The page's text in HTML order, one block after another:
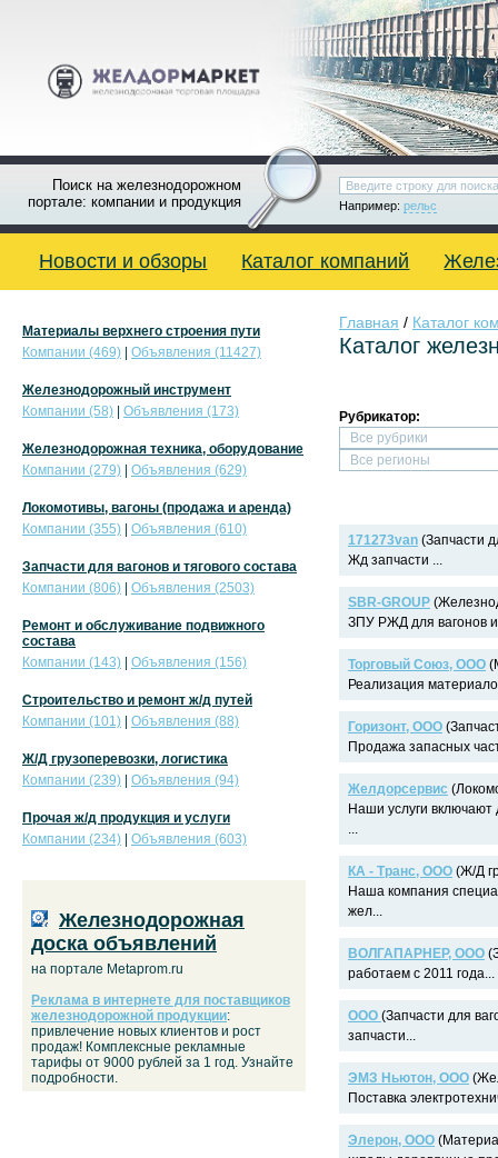
Поиск на железнодорожном
портале: компании и продукция
Например: рельс
Новости и обзоры Каталог компаний
Главная / Каталог
Каталог
Рубрикатор:
171273van (Запчасти
Жд запчасти ...
SBR-GROUP
ЗПУ РЖД для вагонов и
Торговый Союз, ООО
Реализация
Горизонт, ООО
Продажа запасных
Желдорсервис
Наши услуги
...
КА - Транс, ООО (Ж/Д
Наша компания
жел...
ВОЛГАПАРНЕР, ООО
работаем с 2011 года...
ООО (Запчасти для
запчасти...
ЭМЗ Ньютон, ООО
Поставка
Элерон, ООО
Материалы верхнего строения пути
Компании (469)
Объявления (11427)
Железнодорожный инструмент
Компании (58)
Объявления (173)
Железнодорожная техника, оборудование
Компании (279)
Объявления (629)
Локомотивы, вагоны (продажа и аренда)
Компании (355)
Объявления (610)
Запчасти для вагонов и тягового состава
Компании (806)
Объявления (2503)
Ремонт и обслуживание подвижного
состава
Компании (143)
Объявления (156)
Строительство и ремонт ж/д путей
Компании (101)
Объявления (88)
Ж/Д грузоперевозки, логистика
Компании (239)
Объявления (94)
Прочая ж/д продукция и услуги
Компании (234)
Объявления (603)
Железнодорожная
доска объявлений
на портале Metaprom.ru
Реклама в интернете для поставщиков
железнодорожной продукции:
привлечение новых клиентов и рост
продаж! Комплексные рекламные
тарифы от 9000 рублей за 1 год. Узнайте
подробности.